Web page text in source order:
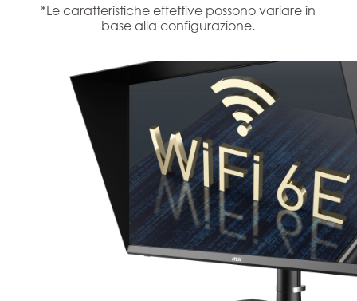
*Le caratteristiche effettive possono variare in
base alla configurazione.